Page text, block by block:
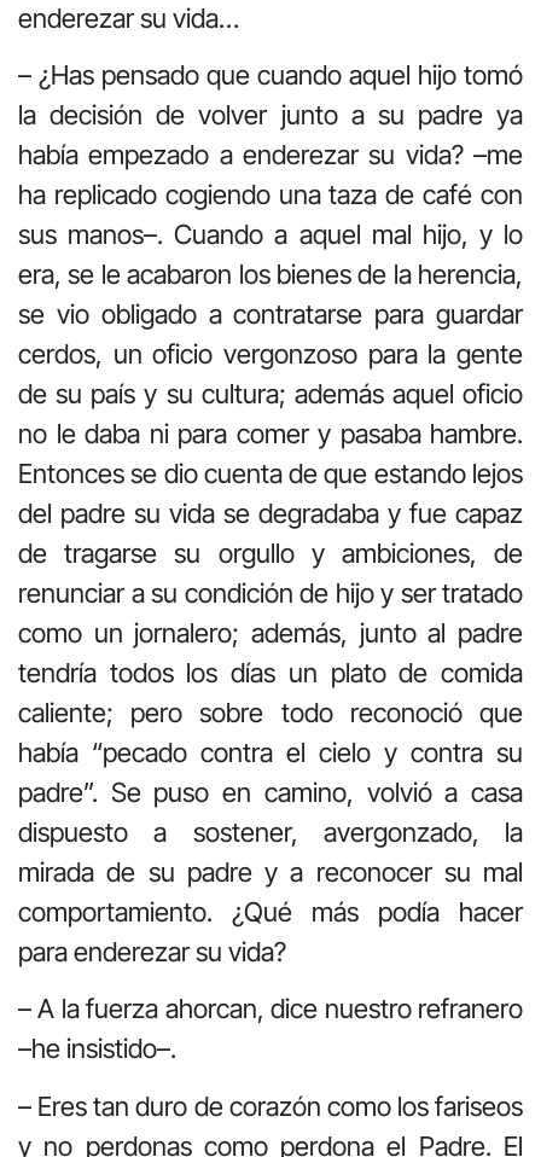
enderezar su vida…
– ¿Has pensado que cuando aquel hijo tomó
la decisión de volver junto a su padre ya
había empezado a enderezar su vida? –me
ha replicado cogiendo una taza de café con
sus manos–. Cuando a aquel mal hijo, y lo
era, se le acabaron los bienes de la herencia,
se vio obligado a contratarse para guardar
cerdos, un oficio vergonzoso para la gente
de su país y su cultura; además aquel oficio
no le daba ni para comer y pasaba hambre.
Entonces se dio cuenta de que estando lejos
del padre su vida se degradaba y fue capaz
de tragarse su orgullo y ambiciones, de
renunciar a su condición de hijo y ser tratado
como un jornalero; además, junto al padre
tendría todos los días un plato de comida
caliente; pero sobre todo reconoció que
había “pecado contra el cielo y contra su
padre”. Se puso en camino, volvió a casa
dispuesto a sostener, avergonzado, la
mirada de su padre y a reconocer su mal
comportamiento. ¿Qué más podía hacer
para enderezar su vida?
– A la fuerza ahorcan, dice nuestro refranero
–he insistido–.
– Eres tan duro de corazón como los fariseos
y no perdonas como perdona el Padre. El